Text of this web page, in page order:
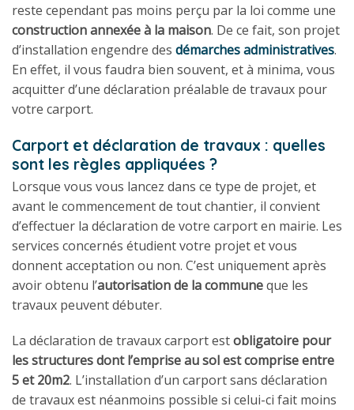
reste cependant pas moins perçu par la loi comme une
construction annexée à la maison. De ce fait, son projet
d’installation engendre des démarches administratives.
En effet, il vous faudra bien souvent, et à minima, vous
acquitter d’une déclaration préalable de travaux pour
votre carport.
Carport et déclaration de travaux : quelles
sont les règles appliquées ?
Lorsque vous vous lancez dans ce type de projet, et
avant le commencement de tout chantier, il convient
d’effectuer la déclaration de votre carport en mairie. Les
services concernés étudient votre projet et vous
donnent acceptation ou non. C’est uniquement après
avoir obtenu l’autorisation de la communeque les
travaux peuvent débuter.
La déclaration de travaux carport estobligatoire pour
les structures dont l’emprise au sol est comprise entre
5 et 20m2. L’installation d’un carport sans déclaration
de travaux est néanmoins possible si celui-ci fait moins